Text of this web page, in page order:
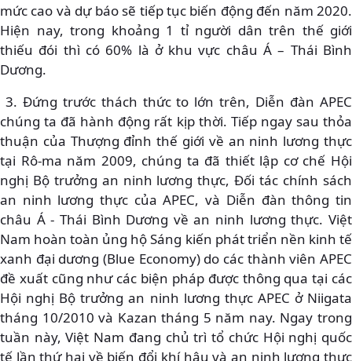
mức cao và dự báo sẽ tiếp tục biến động đến năm 2020.
Hiện nay, trong khoảng 1 tỉ người dân trên thế giới
thiếu đói thì có 60% là ở khu vực châu Á – Thái Bình
Dương.
3. Đứng trước thách thức to lớn trên, Diễn đàn APEC
chúng ta đã hành động rất kịp thời. Tiếp ngay sau thỏa
thuận của Thượng đỉnh thế giới về an ninh lương thực
tại Rô-ma năm 2009, chúng ta đã thiết lập cơ chế Hội
nghị Bộ trưởng an ninh lương thực, Đối tác chính sách
an ninh lương thực của APEC, và Diễn đàn thông tin
châu Á - Thái Bình Dương về an ninh lương thực. Việt
Nam hoàn toàn ủng hộ Sáng kiến phát triển nền kinh tế
xanh đại dương (Blue Economy) do các thành viên APEC
đề xuất cũng như các biện pháp được thông qua tại các
Hội nghị Bộ trưởng an ninh lương thực APEC ở Niigata
tháng 10/2010 và Kazan tháng 5 năm nay. Ngay trong
tuần này, Việt Nam đang chủ trì tổ chức Hội nghị quốc
tế lần thứ hai về biến đổi khí hậu và an ninh lương thực